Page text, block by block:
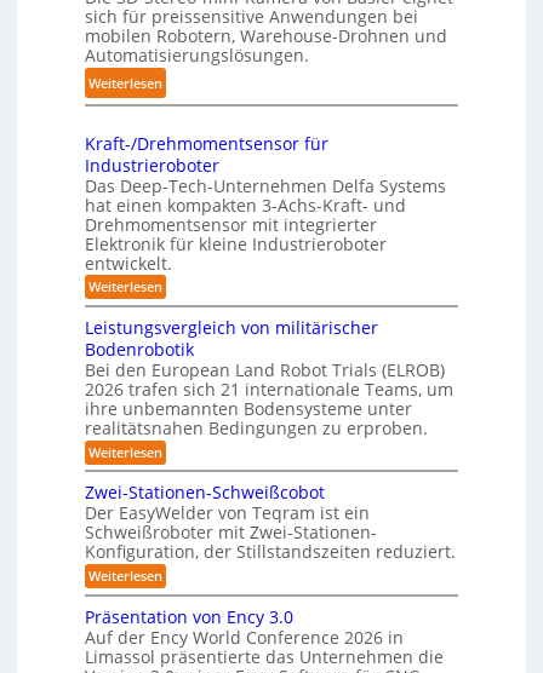
t
f
ü
r
p
a
x
i
s
n
a
h
e
A
u
t
o
m
a
t
i
s
i
e
r
n
g
r
u
n
g
s
r
f
f
2
0
2
a
n
d
l
n
g
-
S
y
s
t
e
m
sich für preissensitive Anwendungen bei
mobilen Robotern, Warehouse-Drohnen und
Automatisierungslösungen.
Weiterlesen:
K
m
p
a
k
t
e
s
3
D
-
S
t
e
r
e
o
-
K
a
m
e
r
a
Kraft-/Drehmomentsensor für
Industrieroboter
Das Deep-Tech-Unternehmen Delfa Systems
hat einen kompakten 3-Achs-Kraft- und
Drehmomentsensor mit integrierter
Elektronik für kleine Industrieroboter
entwickelt.
Weiterlesen:
K
a
f
t
-
/
D
r
e
h
m
o
m
e
n
t
s
e
n
s
o
Leistungsvergleich von militärischer
Bodenrobotik
Bei den European Land Robot Trials (ELROB)
2026 trafen sich 21 internationale Teams, um
ihre unbemannten Bodensysteme unter
realitätsnahen Bedingungen zu erproben.
Weiterlesen:
L
e
i
s
t
u
n
g
s
v
e
r
Zwei-Stationen-Schweißcobot
Der EasyWelder von Teqram ist ein
Schweißroboter mit Zwei-Stationen-
Konfiguration, der Stillstandszeiten reduziert.
Weiterlesen:
Z
w
e
i
-
Präsentation von Ency 3.0
Auf der Ency World Conference 2026 in
Limassol präsentierte das Unternehmen die